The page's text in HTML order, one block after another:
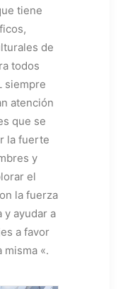
tiene
de
todos
siempre
atención
que se
la fuerte
y
el
la fuerza
y ayudar a
a favor
misma «.